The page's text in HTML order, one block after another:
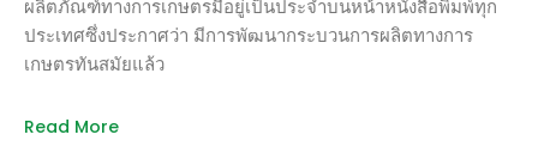
ผลิตภัณฑ์ทางการเกษตรมีอยู่เป็นประจำบนหน้าหนังสือพิมพ์ทุก
ประเทศซึ่งประกาศว่า มีการพัฒนากระบวนการผลิตทางการ
เกษตรทันสมัยแล้ว
Read More